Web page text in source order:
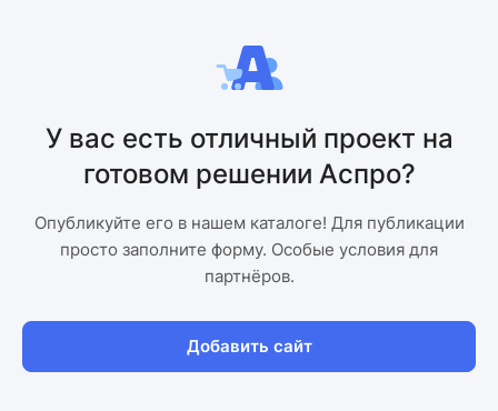
У вас есть отличный проект на
готовом решении Аспро?
Опубликуйте его в нашем каталоге! Для публикации
просто заполните форму. Особые условия для
партнёров.
Добавить сайт